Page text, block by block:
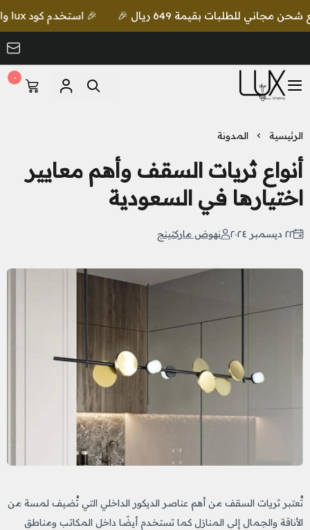
🎉 استخدم كود lux واحصل على خصم إضافي مع شحن مجاني للطلبات بقيمة 649 ريال 🎉
LUX Lighting
٠
الرئيسية المدونة
أنواع ثريات السقف وأهم معايير
اختيارها في السعودية
٢٢ ديسمبر ٢٠٢٤ نهوض ماركتينج
تُعتبر ثريات السقف من أهم عناصر الديكور الداخلي التي تُضيف لمسة من
الأناقة والجمال إلى المنازل كما تستخدم أيضًا داخل المكاتب ومناطق